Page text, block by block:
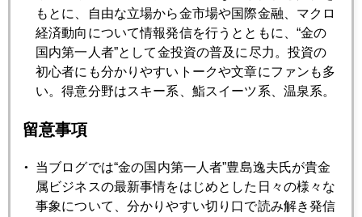
1月 2月 3月 4月 5月 6月
7月 8月 9月 10月 11月 12月
朝食は洋食より和食のほうが安上がり？
2009年10月27日
英文解釈相場
もとに、自由な立場から金市場や国際金融、マクロ
経済動向について情報発信を行うとともに、“金の
国内第一人者”として金投資の普及に尽力。投資の
初心者にも分かりやすいトークや文章にファンも多
い。得意分野はスキー系、鮨スイーツ系、温泉系。
留意事項
当ブログでは“金の国内第一人者”豊島逸夫氏が貴金
属ビジネスの最新事情をはじめとした日々の様々な
事象について、分かりやすい切り口で読み解き発信